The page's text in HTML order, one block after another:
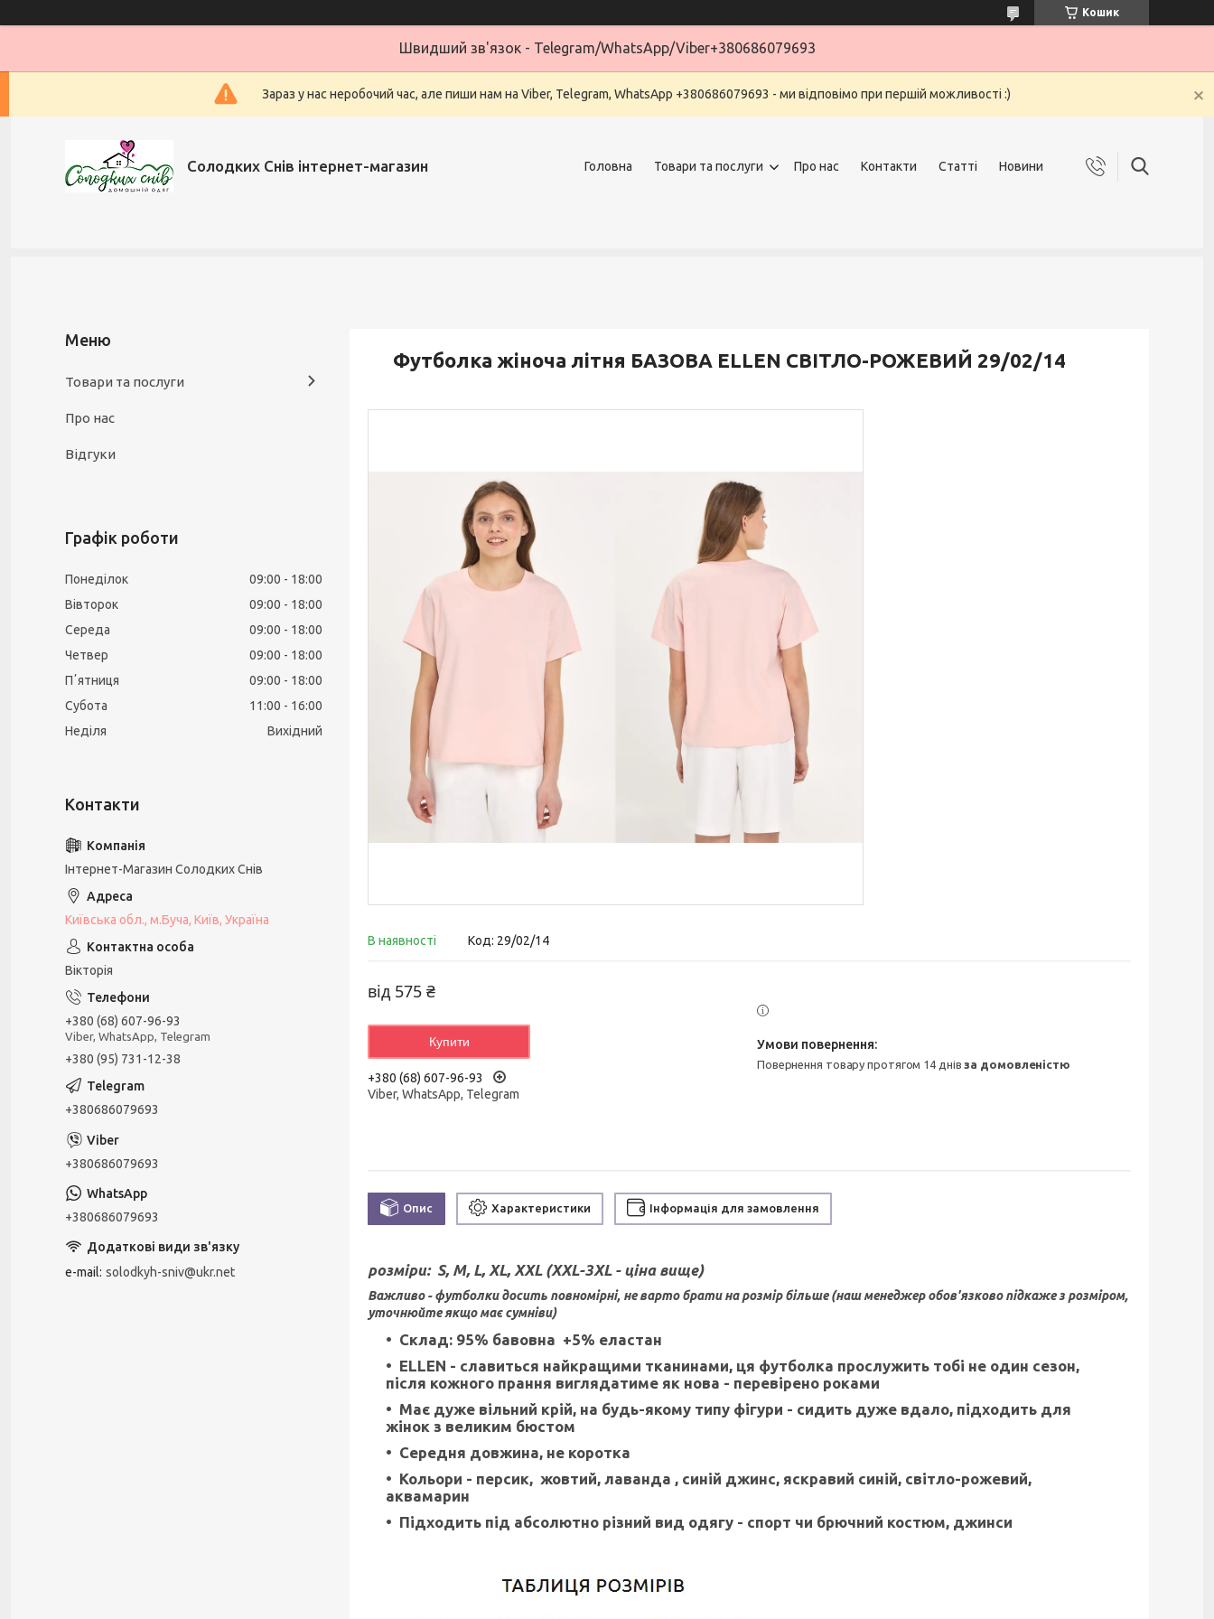
Кошик
Швидший зв'язок - Telegram/WhatsApp/Viber+380686079693
Зараз у нас неробочий час, але пиши нам на Viber, Telegram, WhatsApp +380686079693 - ми відповімо при першій можливості :)
Солодких Снів інтернет-магазин Головна Товари та послуги Про нас Контакти Статті Новини
Футболка жіноча літня БАЗОВА ELLEN СВІТЛО-РОЖЕВИЙ 29/02/14
В наявності Код: 29/02/14
від 575 ₴
Купити
+380 (68) 607-96-93
Viber, WhatsApp, Telegram
повернення товару протягом 14 днівза домовленістю
Опис Характеристики Інформація для замовлення
розміри: S, M, L, XL, XXL (XXL-3XL - ціна вище)
Важливо - футболки досить повномірні, не варто брати на розмір більше (наш менеджер обов'язково підкаже з розміром,
уточнюйте якщо має сумніви)
Склад: 95% бавовна +5% еластан
ELLEN - славиться найкращими тканинами, ця футболка прослужить тобі не один сезон,
після кожного прання виглядатиме як нова - перевірено роками
Має дуже вільний крій, на будь-якому типу фігури - сидить дуже вдало, підходить для
жінок з великим бюстом
Середня довжина, не коротка
Кольори - персик, жовтий, лаванда , синій джинс, яскравий синій, світло-рожевий,
аквамарин
Підходить під абсолютно різний вид одягу - спорт чи брючний костюм, джинси
Товари та послуги
Про нас
Відгуки
Графік роботи
Понеділок 09:00
18:00
Вівторок
09:00
18:00
Середа
09:00
18:00
Четвер
09:00
18:00
Пʼятниця
09:00
18:00
Субота
11:00
16:00
Неділя
Вихідний
Інтернет-Магазин Солодких Снів
Київська обл., м.Буча, Київ, Україна
Вікторія
+380 (68) 607-96-93
Viber, WhatsApp, Telegram
+380 (95) 731-12-38
+380686079693
+380686079693
+380686079693
e-mail solodkyh-sniv@ukr.net